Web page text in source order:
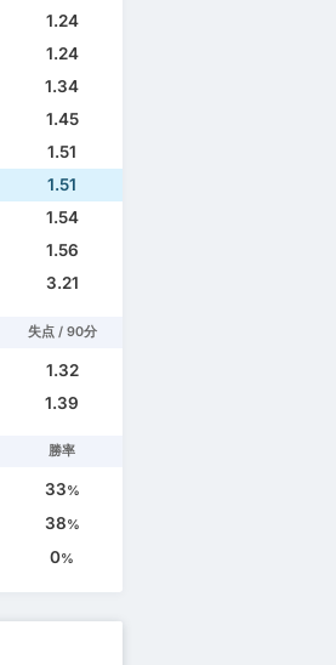
1.24
1.24
1.34
1.45
1.51
1.51
1.54
1.56
3.21
失点 / 90分
1.32
1.39
勝率
33%
38%
0%